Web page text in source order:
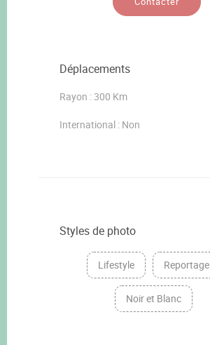
Déplacements
Rayon : 300 Km
International : Non
Styles de photo
Lifestyle Reportage
Noir et Blanc